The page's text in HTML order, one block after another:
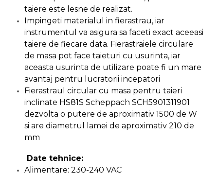
Stetoscop Auto
Tester Compresie Auto
Truse reparatii anvelope
Dispozitiv Aerisire & Schimbare
Lichid Frana
Chingi Auto & Coarde Elastice
Scule pentru coloana de
Scari
Echipamente de Lucru &
Protectia Muncii
Multidetector
Pistol Spuma Poliuretanica
Termometru Infrarosu
Aparate de masurat digitale &
Telemetru laser
Pistoale & Capsatoare Electrice
pentru Cuie si Capse
Aparat / dispozitiv ascutit lant
drujba si accesorii
Masini de Ascutit Panza Circular
Accesorii & Echipamente
Spalatorie Auto
taiere este lesne de realizat.
Impingeti materialul in fierastrau, iar
instrumentul va asigura sa faceti exact aceeasi
taiere de fiecare data. Fierastraiele circulare
de masa pot face taieturi cu usurinta, iar
aceasta usurinta de utilizare poate fi un mare
avantaj pentru lucratorii incepatori
Fierastraul circular cu masa pentru taieri
inclinate HS81S Scheppach SCH5901311901
dezvolta o putere de aproximativ 1500 de W
si are diametrul lamei de aproximativ 210 de
mm
Date tehnice:
Alimentare: 230-240 VAC